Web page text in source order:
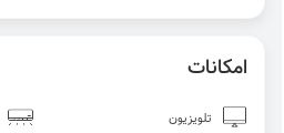
امکانات
تلویزیون